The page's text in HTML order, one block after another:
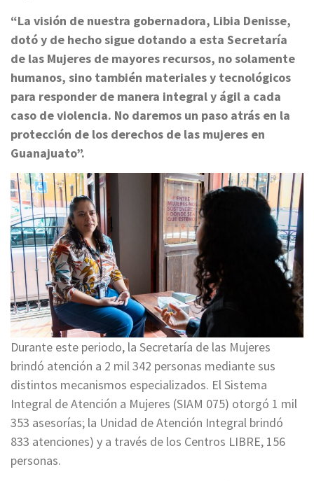
“La visión de nuestra gobernadora, Libia Denisse,
dotó y de hecho sigue dotando a esta Secretaría
de las Mujeres de mayores recursos, no solamente
humanos, sino también materiales y tecnológicos
para responder de manera integral y ágil a cada
caso de violencia. No daremos un paso atrás en la
protección de los derechos de las mujeres en
Guanajuato”.
Durante este periodo, la Secretaría de las Mujeres
brindó atención a 2 mil 342 personas mediante sus
distintos mecanismos especializados. El Sistema
Integral de Atención a Mujeres (SIAM 075) otorgó 1 mil
353 asesorías; la Unidad de Atención Integral brindó
833 atenciones) y a través de los Centros LIBRE, 156
personas.